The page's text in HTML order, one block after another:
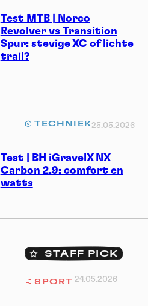
Test MTB | Norco
Revolver vs Transition
Spur: stevige XC of lichte
trail?
Test | BH iGravelX NX
Carbon 2.9: comfort en
watts
TECHNIEK25.05.2026
STAFF PICK
SPORT 24.05.2026